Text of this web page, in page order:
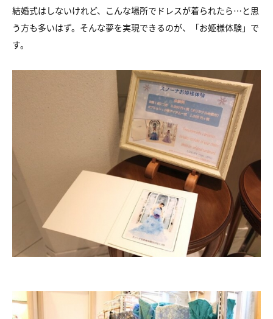
結婚式はしないけれど、こんな場所でドレスが着られたら…と思
う方も多いはず。そんな夢を実現できるのが、「お姫様体験」で
す。